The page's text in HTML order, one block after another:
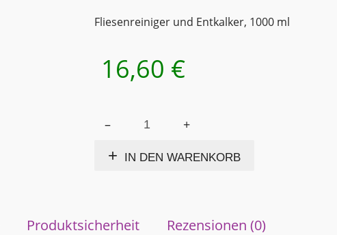
Fliesenreiniger und Entkalker, 1000 ml
16,60 €
Fliesenreiniger
EntkalkerIN DEN WARENKORB
Produktsicherheit
Rezensionen (0)